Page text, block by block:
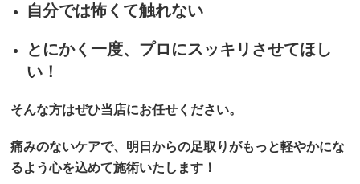
自分では怖くて触れない
とにかく一度、プロにスッキリさせてほし
い！
そんな方はぜひ当店にお任せください。
痛みのないケアで、明日からの足取りがもっと軽やかにな
るよう心を込めて施術いたします！